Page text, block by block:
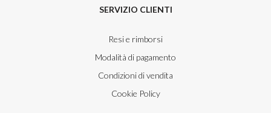
SERVIZIO CLIENTI
Resi e rimborsi
Modalità di pagamento
Condizioni di vendita
Cookie Policy